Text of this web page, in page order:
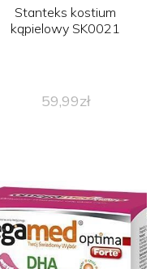
Stanteks kostium
kąpielowy SK0021
59,99zł